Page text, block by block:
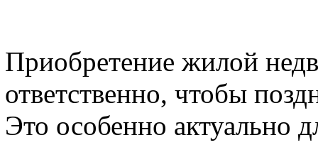
Приобретение жилой
ответственно, чтобы
Это особенно актуально